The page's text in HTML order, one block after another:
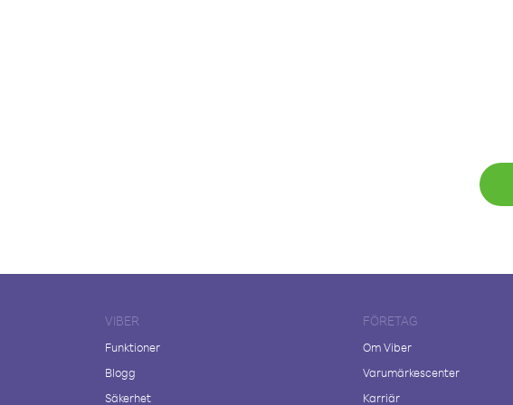
VIBER
Funktioner
Blogg
Säkerhet
FÖRETAG
Om Viber
Varumärkescenter
Karriär